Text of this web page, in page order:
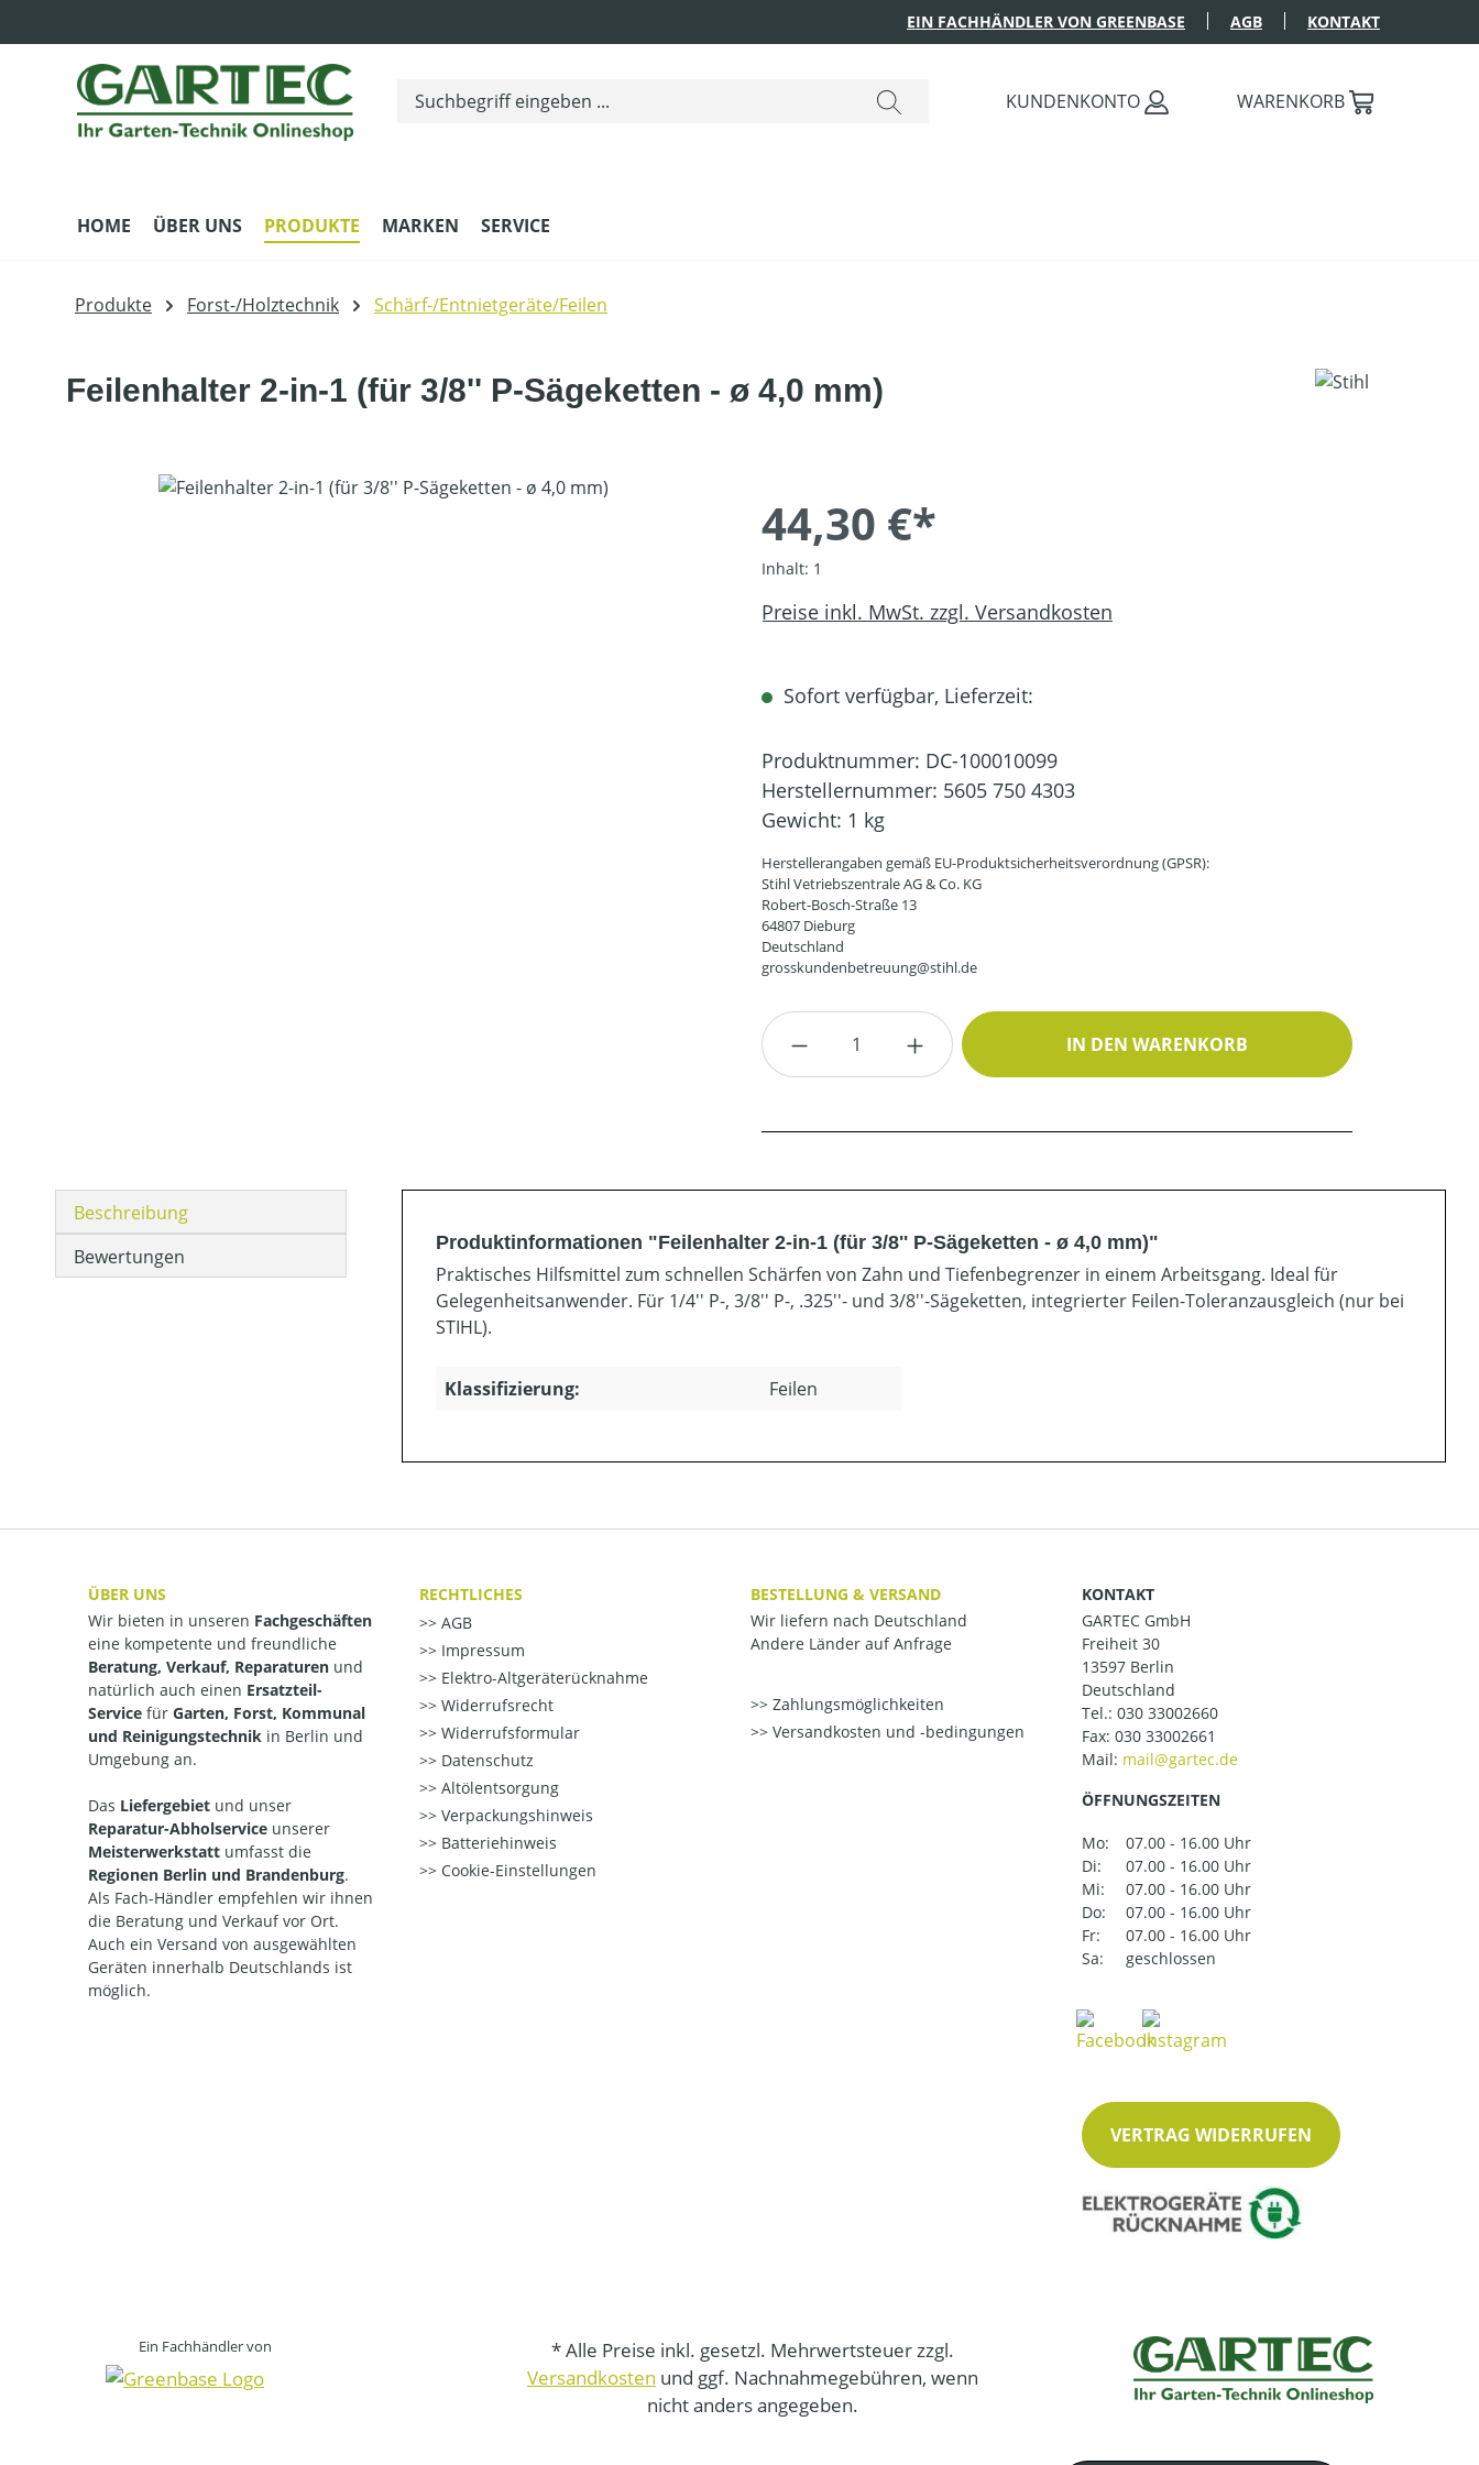
EIN FACHHÄNDLER VON GREENBASE AGB KONTAKT
KUNDENKONTO WARENKORB
HOME ÜBER UNS PRODUKTE MARKEN SERVICE
Produkte Forst-/Holztechnik Schärf-/Entnietgeräte/Feilen
Feilenhalter 2-in-1 (für 3/8'' P-Sägeketten - ø 4,0 mm)
Bildergalerie überspringen
44,30 €*
Inhalt: 1
Preise inkl. MwSt. zzgl. Versandkosten
Sofort verfügbar, Lieferzeit:
Produktnummer: DC-100010099
Herstellernummer: 5605 750 4303
Gewicht: 1 kg
Herstellerangaben gemäß EU-Produktsicherheitsverordnung (GPSR):
Stihl Vetriebszentrale AG & Co. KG
Robert-Bosch-Straße 13
64807 Dieburg
Deutschland
grosskundenbetreuung@stihl.de
Produkt Anzahl: Gib den gewünschten Wert ein oder
IN DEN WARENKORB
Beschreibung
Bewertungen
Produktinformationen "Feilenhalter 2-in-1 (für 3/8'' P-Sägeketten - ø 4,0 mm)"
Praktisches Hilfsmittel zum schnellen Schärfen von Zahn und Tiefenbegrenzer in einem Arbeitsgang. Ideal für
Gelegenheitsanwender. Für 1/4'' P-, 3/8'' P-, .325''- und 3/8''-Sägeketten, integrierter Feilen-Toleranzausgleich (nur bei
STIHL).
Klassifizierung: Feilen
ÜBER UNS
Wir bieten in unseren Fachgeschäften
eine kompetente und freundliche
Beratung, Verkauf, Reparaturen und
natürlich auch einen Ersatzteil-
Service für Garten, Forst, Kommunal
und Reinigungstechnik in Berlin und
Umgebung an.
Das Liefergebiet und unser
Reparatur-Abholservice unserer
Meisterwerkstatt umfasst die
Regionen Berlin und Brandenburg.
Als Fach-Händler empfehlen wir ihnen
die Beratung und Verkauf vor Ort.
Auch ein Versand von ausgewählten
Geräten innerhalb Deutschlands ist
möglich.
RECHTLICHES
AGB
Impressum
Elektro-Altgeräterücknahme
Widerrufsrecht
Widerrufsformular
Datenschutz
Altölentsorgung
Verpackungshinweis
Batteriehinweis
Cookie-Einstellungen
BESTELLUNG & VERSAND
Wir liefern nach Deutschland
Andere Länder auf Anfrage
Zahlungsmöglichkeiten
Versandkosten und -bedingungen
KONTAKT
GARTEC GmbH
Freiheit 30
13597 Berlin
Deutschland
Tel.: 030 33002660
Fax: 030 33002661
Mail:
ÖFFNUNGSZEITEN
Mo:
07.00 - 16.00 Uhr
Di:
07.00 - 16.00 Uhr
Mi:
07.00 - 16.00 Uhr
Do:
07.00 - 16.00 Uhr
Fr:
07.00 - 16.00 Uhr
Sa:
geschlossen
VERTRAG WIDERRUFEN
Ein Fachhändler von
* Alle Preise inkl. gesetzl. Mehrwertsteuer zzgl.
Versandkosten und ggf. Nachnahmegebühren, wenn
nicht anders angegeben.